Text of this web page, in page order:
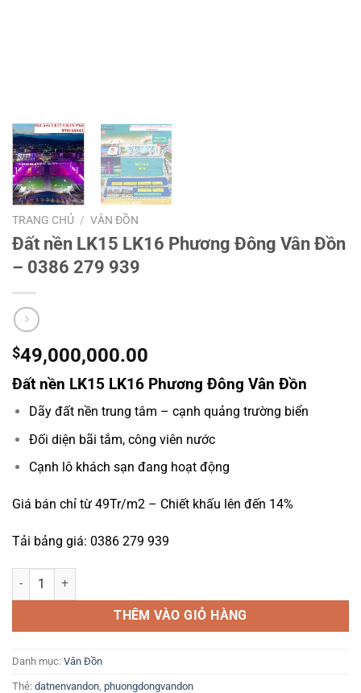
TRANG CHỦ / VÂN ĐỒN
Đất nền LK15 LK16 Phương Đông Vân Đồn
– 0386 279 939
$49,000,000.00
Đất nền LK15 LK16 Phương Đông Vân Đồn
Dãy đất nền trung tâm – cạnh quảng trường biển
Đối diện bãi tắm, công viên nước
Cạnh lô khách sạn đang hoạt động
Giá bán chỉ từ 49Tr/m2 – Chiết khấu lên đến 14%
Tải bảng giá: 0386 279 939
Đất nền LK15 LK16 Phương Đông Vân Đồn - 0386 279 939 số lượng
THÊM VÀO GIỎ HÀNG
Danh mục: Vân Đồn
Thẻ: datnenvandon phuongdongvandon